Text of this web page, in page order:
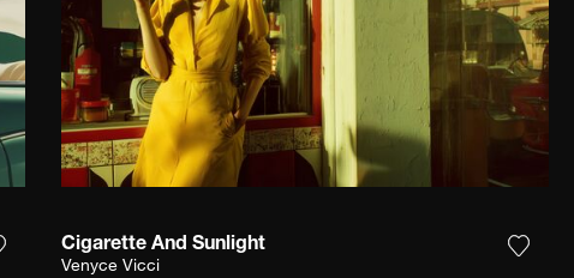
Fügen Sie das Foto meiner Wunschliste hinzu
Cigarette And Sunlight
Venyce Vicci